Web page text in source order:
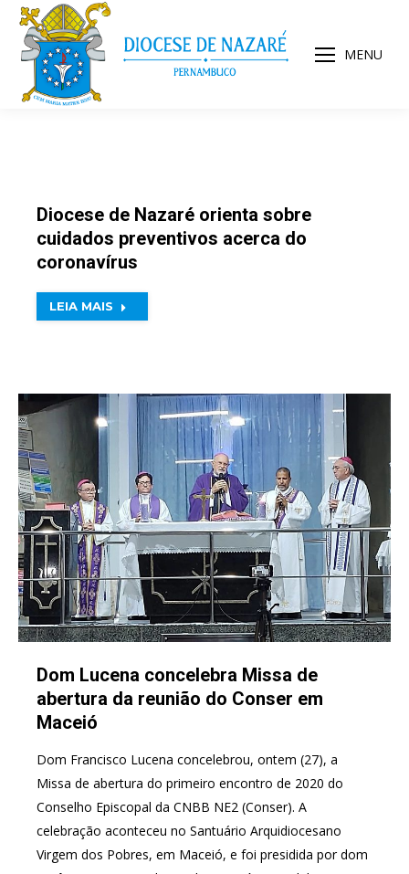
MENU
Diocese de Nazaré orienta sobre
cuidados preventivos acerca do
coronavírus
LEIA MAIS
Dom Lucena concelebra Missa de
abertura da reunião do Conser em
Maceió
Dom Francisco Lucena concelebrou, ontem (27), a
Missa de abertura do primeiro encontro de 2020 do
Conselho Episcopal da CNBB NE2 (Conser). A
celebração aconteceu no Santuário Arquidiocesano
Virgem dos Pobres, em Maceió, e foi presidida por dom